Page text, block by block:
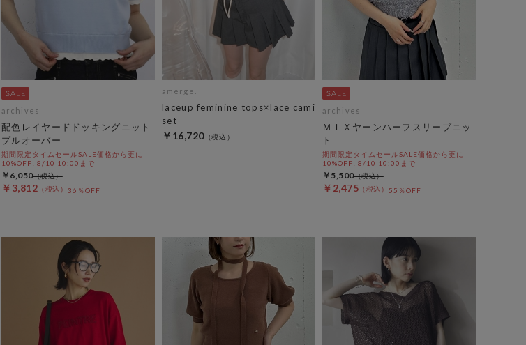
archives
配色レイヤードドッキングニット
プルオーバー
期間限定タイムセールSALE価格から更に
10%OFF! 8/10 10:00まで
￥3,812 36％OFF
￥6,050
amerge.
laceup feminine tops×lace cami
set
￥16,720
archives
ＭＩＸヤーンハーフスリーブニッ
ト
期間限定タイムセールSALE価格から更に
10%OFF! 8/10 10:00まで
￥2,475 55％OFF
￥5,500